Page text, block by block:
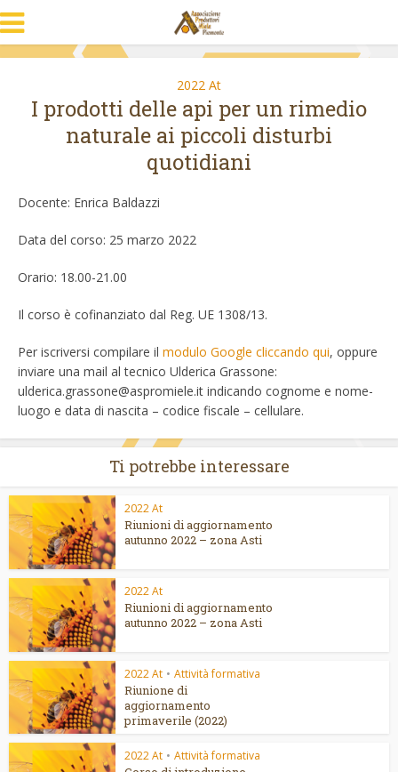
2022 At
I prodotti delle api per un rimedio
naturale ai piccoli disturbi
quotidiani
Docente: Enrica Baldazzi
Data del corso: 25 marzo 2022
Orario: 18.00-21.00
Il corso è cofinanziato dal Reg. UE 1308/13.
Per iscriversi compilare il modulo Google cliccando qui, oppure
inviare una mail al tecnico Ulderica Grassone:
ulderica.grassone@aspromiele.it indicando cognome e nome-
luogo e data di nascita – codice fiscale – cellulare.
Ti potrebbe interessare
2022 At
Riunioni di aggiornamento
autunno 2022 – zona Asti
2022 At
Riunioni di aggiornamento
autunno 2022 – zona Asti
2022 At • Attività formativa
Riunione di
aggiornamento
primaverile (2022)
2022 At • Attività formativa